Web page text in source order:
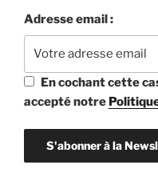
Adresse email :
En cochant cette
accepté notre